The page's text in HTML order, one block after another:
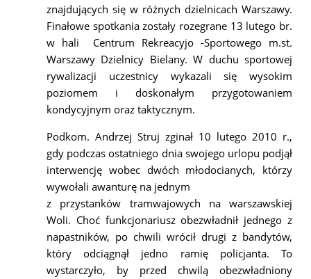
znajdujących się w różnych dzielnicach Warszawy.
Finałowe spotkania zostały rozegrane 13 lutego br.
w hali Centrum Rekreacyjo -Sportowego m.st.
Warszawy Dzielnicy Bielany. W duchu sportowej
rywalizacji uczestnicy wykazali się wysokim
poziomem i doskonałym przygotowaniem
kondycyjnym oraz taktycznym.
Podkom. Andrzej Struj zginał 10 lutego 2010 r.,
gdy podczas ostatniego dnia swojego urlopu podjął
interwencję wobec dwóch młodocianych, którzy
wywołali awanturę na jednym
z przystanków tramwajowych na warszawskiej
Woli. Choć funkcjonariusz obezwładnił jednego z
napastników, po chwili wrócił drugi z bandytów,
który odciągnął jedno ramię policjanta. To
wystarczyło, by przed chwilą obezwładniony